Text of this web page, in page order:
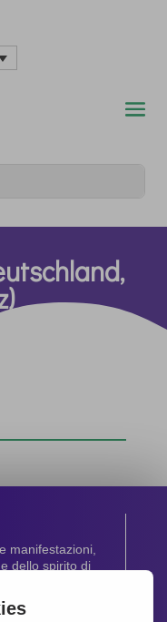
manifestazioni,
dello spirito di